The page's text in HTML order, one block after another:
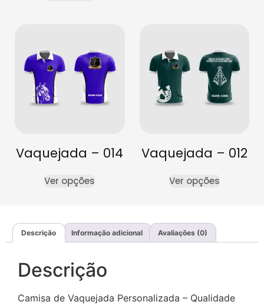
Vaquejada – 014
Ver opções
Vaquejada – 012
Ver opções
Descrição Informação adicional Avaliações (0)
Descrição
Camisa de Vaquejada Personalizada – Qualidade